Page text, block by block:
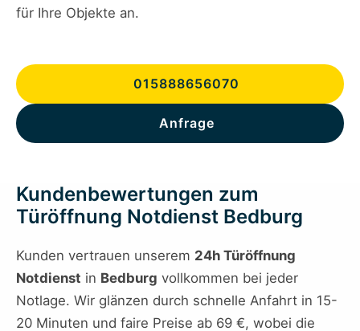
für Ihre Objekte an.
015888656070
Anfrage
Kundenbewertungen zum
Türöffnung Notdienst Bedburg
Kunden vertrauen unserem 24h Türöffnung
Notdienst in Bedburg vollkommen bei jeder
Notlage. Wir glänzen durch schnelle Anfahrt in 15-
20 Minuten und faire Preise ab 69 €, wobei die